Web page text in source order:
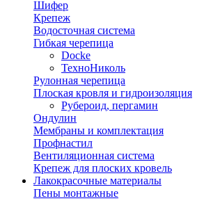
Шифер
Крепеж
Водосточная система
Гибкая черепица
Docke
ТехноНиколь
Рулонная черепица
Плоская кровля и гидроизоляция
Рубероид, пергамин
Ондулин
Мембраны и комплектация
Профнастил
Вентиляционная система
Крепеж для плоских кровель
Лакокрасочные материалы
Пены монтажные